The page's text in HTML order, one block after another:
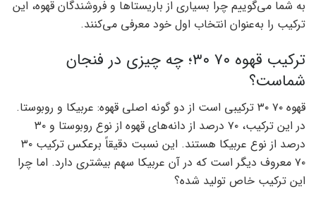
به شما می‌گوییم چرا بسیاری از باریستاها و فروشندگان قهوه، این
ترکیب را به‌عنوان انتخاب اول خود معرفی می‌کنند.
ترکیب قهوه ۷۰ ۳۰؛ چه چیزی در فنجان
شماست؟
قهوه ۷۰ ۳۰ ترکیبی است از دو گونه اصلی قهوه: عربیکا و روبوستا.
در این ترکیب، ۷۰ درصد از دانه‌های قهوه از نوع روبوستا و ۳۰
درصد از نوع عربیکا هستند. این نسبت دقیقاً برعکس ترکیب ۳۰
۷۰ معروف دیگر است که در آن عربیکا سهم بیشتری دارد. اما چرا
این ترکیب خاص تولید شده؟